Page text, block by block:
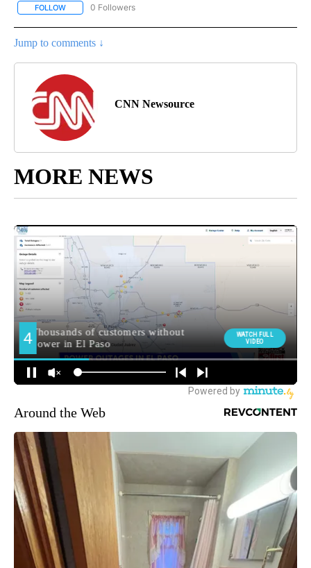
FOLLOW FOLLOW "CNN - SPANISH" TO RECEIVE NOTIFICATIONS ABOUT
0 Followers
Jump to comments ↓
CNN Newsource
MORE NEWS
Around the Web